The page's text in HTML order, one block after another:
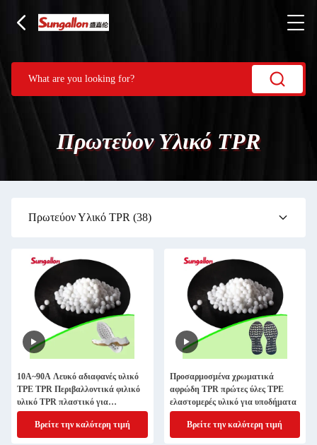
Πρωτεύον Υλικό TPR
Πρωτεύον Υλικό TPR (38)
10A~90A Λευκό αδιαφανές υλικό
TPE TPR Περιβαλλοντικά φιλικό
υλικό TPR πλαστικό για
διάφορους τύπους παπουτσιών
Βρείτε την καλύτερη τιμή
Προσαρμοσμένα χρωματικά
αφρώδη TPR πρώτες ύλες TPE
ελαστομερές υλικό για υποδήματα
Βρείτε την καλύτερη τιμή